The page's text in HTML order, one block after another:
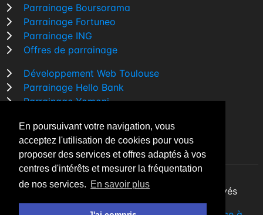
En poursuivant votre navigation, vous
acceptez l'utilisation de cookies pour vous
proposer des services et offres adaptés à vos
centres d'intérêts et mesurer la fréquentation
de nos services. En savoir plus
Parrainage Boursorama
Parrainage Fortuneo
Parrainage ING
Offres de parrainage
Développement Web Toulouse
Parrainage Hello Bank
Parrainage Yomoni
Comparatif banque
By Night v5.7.3| © 2026 - Tous droits réservés